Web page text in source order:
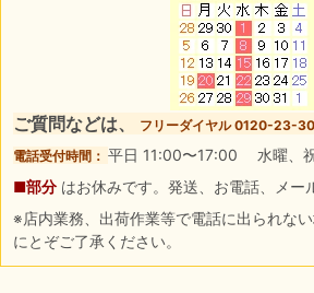
ご質問などは、
フリーダイヤル 0120-23-
電話受付時間： 平日 11:00〜17:00 水曜、
■部分 はお休みです。発送、お電話、メー
※店内業務、出荷作業等で電話に出られな
にとぞご了承ください。